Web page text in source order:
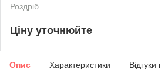
Роздріб
Ціну уточнюйте
Опис Характеристики